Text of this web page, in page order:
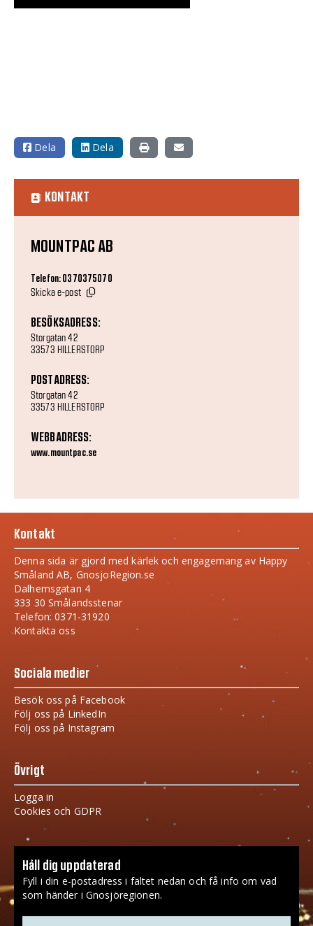
Dela Dela
KONTAKT
MOUNTPAC AB
Telefon: 0370375070
Skicka e-post
BESÖKSADRESS:
Storgatan 42
33573 HILLERSTORP
POSTADRESS:
Storgatan 42
33573 HILLERSTORP
WEBBADRESS:
www.mountpac.se
Kontakt
Denna sida är gjord med kärlek och engagemang av Happy
Småland AB, GnosjoRegion.se
Dalhemsgatan 4
333 30 Smålandsstenar
Telefon: 0371-31920
Kontakta oss
Sociala medier
Besök oss på Facebook
Följ oss på LinkedIn
Följ oss på Instagram
Övrigt
Logga in
Cookies och GDPR
Håll dig uppdaterad
Fyll i din e-postadress i fältet nedan och få info om vad
som händer i Gnosjöregionen.